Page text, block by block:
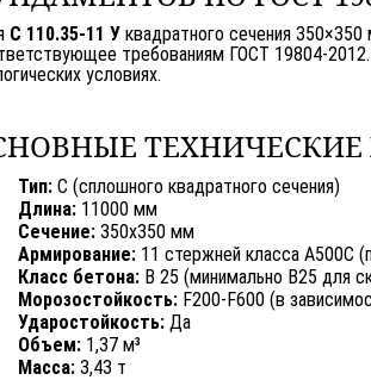
С 110.35-11 У квадратного сечения
требованиям ГОСТ 19804-2012.
условиях.
ТЕХНИЧЕСКИЕ
Тип: С (сплошного квадратного сечения)
Длина: 11000 мм
Сечение: 350х350 мм
Армирование: 11 стержней класса А500С
Класс бетона: В 25 (минимально В25 для
Морозостойкость: F200-F600 (в
Ударостойкость: Да
Объем: 1,37 м³
Масса: 3,43 т